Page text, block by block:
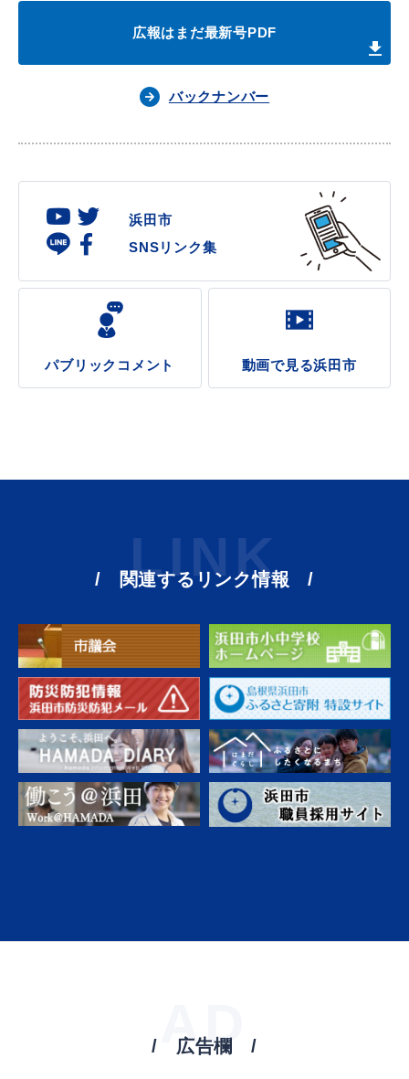
広報はまだ最新号PDF
バックナンバー
浜田市
SNSリンク集
パブリックコメント 動画で見る浜田市
LINK
関連するリンク情報
AD
広告欄